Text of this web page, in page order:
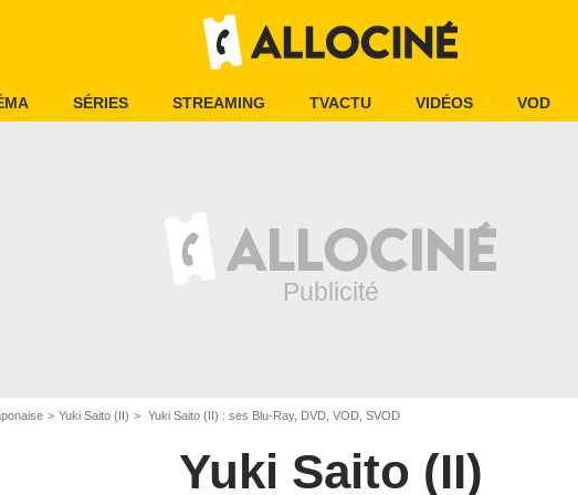
SÉRIES STREAMING TVACTU VIDÉOS VOD
Yuki Saito (II) Yuki Saito (II) : ses Blu-Ray, DVD, VOD, SVOD
Yuki Saito (II)